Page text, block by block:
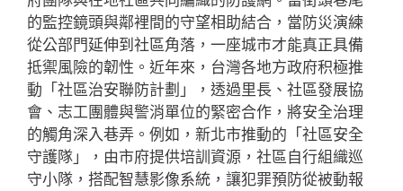
的監控鏡頭與鄰裡間的守望相助結合，當防災演練
從公部門延伸到社區角落，一座城市才能真正具備
抵禦風險的韌性。近年來，台灣各地方政府积極推
動「社區治安聯防計劃」，透過里長、社區發展協
會、志工團體與警消單位的緊密合作，將安全治理
的觸角深入巷弄。例如，新北市推動的「社區安全
守護隊」，由市府提供培訓資源，社區自行組織巡
守小隊，搭配智慧影像系統，讓犯罪預防從被動報